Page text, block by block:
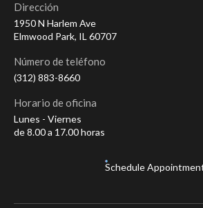
Schedule
Dirección
1950 N Harlem Ave
Elmwood Park, IL 60707
Número de teléfono
(312) 883-8660
Horario de oficina
Lunes - Viernes
de 8.00 a 17.00 horas